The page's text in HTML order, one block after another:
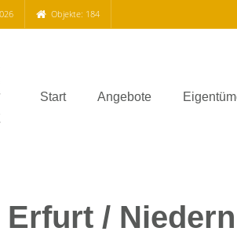
Objekte: 184
Start Angebote
/